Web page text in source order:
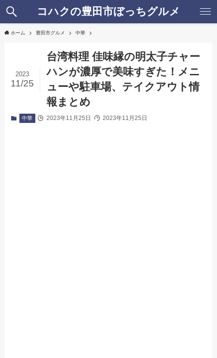
コハクの豊田市ぼっちグルメ
ホーム 豊田市グルメ 中華
台湾料理 佳味縁の明太子チャー
ハンが濃厚で美味すぎた！メニ
ューや駐車場、テイクアウト情
報まとめ
2023
11/25
中華 2023年11月25日 2023年11月25日